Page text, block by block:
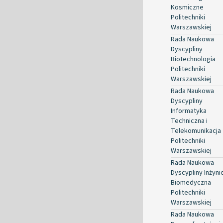
Kosmiczne
Politechniki
Warszawskiej
Rada Naukowa
Dyscypliny
Biotechnologia
Politechniki
Warszawskiej
Rada Naukowa
Dyscypliny
Informatyka
Techniczna i
Telekomunikacja
Politechniki
Warszawskiej
Rada Naukowa
Dyscypliny
Biomedyczna
Politechniki
Warszawskiej
Rada Naukowa